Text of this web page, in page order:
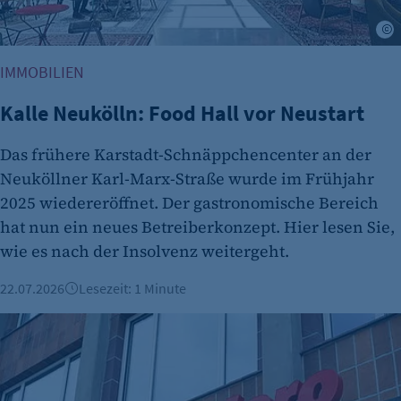
für ein eventuelles Opt-Out verwendet.
Cookie Laufzeit:
"no" - 50 Jahre "yes" - 480 Tage
fe_typo_user
fe_typo_user
Anbieter:
Zweck:
Benutzer-Sessions (z. B. bei Login, Umfrage
oder Formularen). Wird auch bei Caching zur
Identifizierung verwendet.
Cookie Laufzeit:
Session
IMMOBILIEN
Kalle Neukölln: Food Hall vor Neustart
Das frühere Karstadt-Schnäppchencenter an der
Neuköllner Karl-Marx-Straße wurde im Frühjahr
2025 wiedereröffnet. Der gastronomische Bereich
hat nun ein neues Betreiberkonzept. Hier lesen Sie,
wie es nach der Insolvenz weitergeht.
22.07.2026 Lesezeit: 1 Minute
Uber übernimmt Delivery Hero für rund 13 Milliarden Euro